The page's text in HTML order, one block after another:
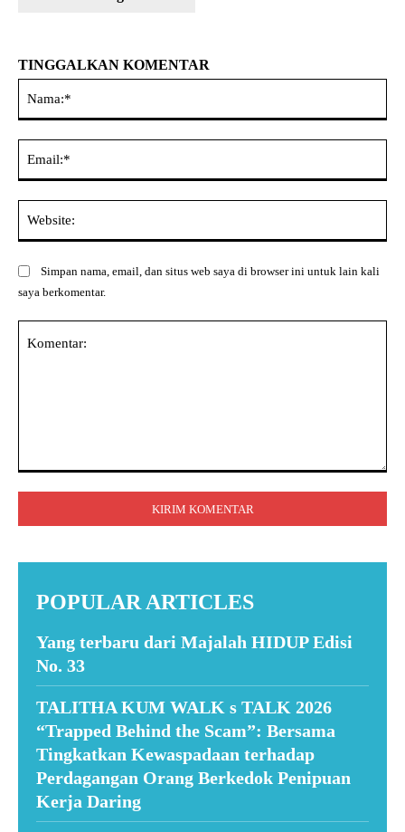
TINGGALKAN KOMENTAR
Simpan nama, email, dan situs web saya di browser ini untuk lain kali
saya berkomentar.
POPULAR ARTICLES
Yang terbaru dari Majalah HIDUP Edisi
No. 33
TALITHA KUM WALK s TALK 2026
“Trapped Behind the Scam”: Bersama
Tingkatkan Kewaspadaan terhadap
Perdagangan Orang Berkedok Penipuan
Kerja Daring